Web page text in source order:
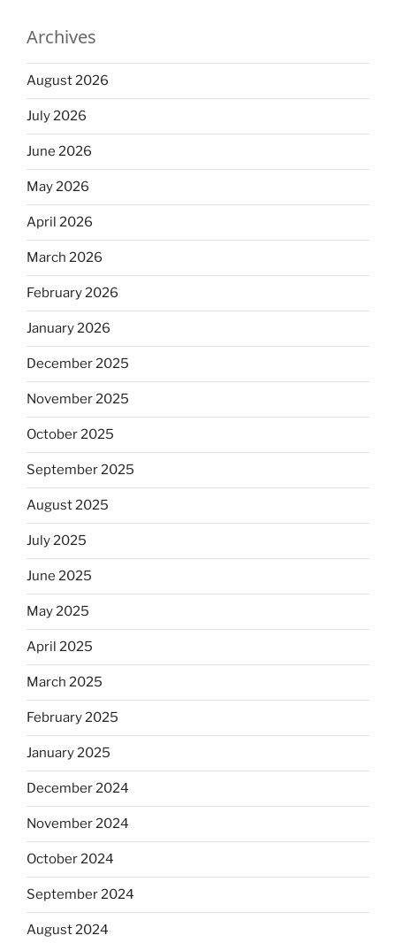
Archives
August 2026
July 2026
June 2026
May 2026
April 2026
March 2026
February 2026
January 2026
December 2025
November 2025
October 2025
September 2025
August 2025
July 2025
June 2025
May 2025
April 2025
March 2025
February 2025
January 2025
December 2024
November 2024
October 2024
September 2024
August 2024